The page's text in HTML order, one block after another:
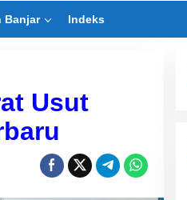
Banjar Indeks
Usut